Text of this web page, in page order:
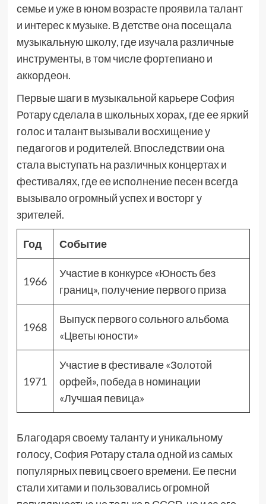
семье и уже в юном возрасте проявила талант
и интерес к музыке. В детстве она посещала
музыкальную школу, где изучала различные
инструменты, в том числе фортепиано и
аккордеон.
Первые шаги в музыкальной карьере София
Ротару сделала в школьных хорах, где ее яркий
голос и талант вызывали восхищение у
педагогов и родителей. Впоследствии она
стала выступать на различных концертах и
фестивалях, где ее исполнение песен всегда
вызывало огромный успех и восторг у
зрителей.
Год Событие
1966
Участие в конкурсе «Юность без
границ», получение первого приза
1968
Выпуск первого сольного альбома
«Цветы юности»
1971
Участие в фестивале «Золотой
орфей», победа в номинации
«Лучшая певица»
Благодаря своему таланту и уникальному
голосу, София Ротару стала одной из самых
популярных певиц своего времени. Ее песни
стали хитами и пользовались огромной